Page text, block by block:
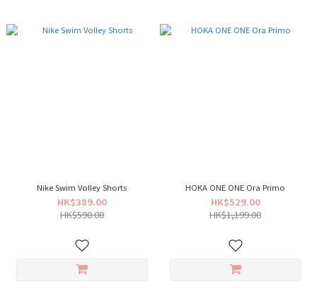
Nike Swim Volley Shorts
HK$389.00
HK$590.00
HOKA ONE ONE Ora Primo
HK$529.00
HK$1,199.00